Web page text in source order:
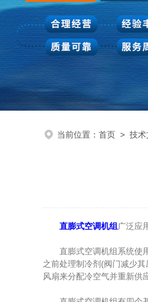
当前位置： 首页 > 技术
直膨式空调机组 广泛应
直膨式空调机组系统使用
之前处理制冷剂(阀门减少
风扇来分配冷空气并重新供